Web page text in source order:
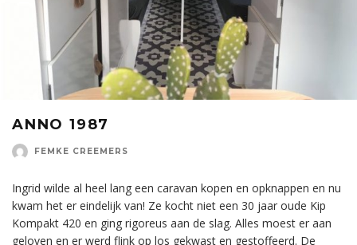
ANNO 1987
FEMKE CREEMERS
Ingrid wilde al heel lang een caravan kopen en opknappen en nu
kwam het er eindelijk van! Ze kocht niet een 30 jaar oude Kip
Kompakt 420 en ging rigoreus aan de slag. Alles moest er aan
geloven en er werd flink op los gekwast en gestoffeerd. De